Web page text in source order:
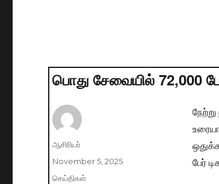
பொது சேவையில் 72,000
பேர்
Author
ஆசிரியர்
Posted
on
November 5, 2025
Categories
செய்திகள்